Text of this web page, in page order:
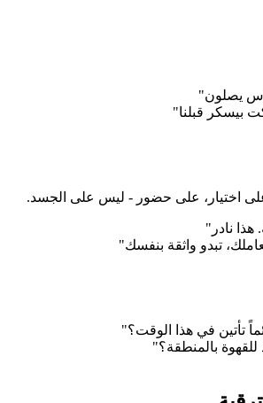
يصلون"
بيسكر قبلنا"
اختيار، على حضور - ليس على الجسد.
نادر"
تبدو واثقة بنفسك"
تأتين في هذا الوقت؟"
بالمنطقة؟"